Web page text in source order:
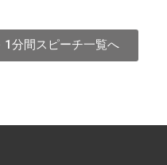
1分間スピーチ一覧へ